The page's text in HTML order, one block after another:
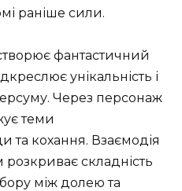
раніше сили.
фантастичний
унікальність і
Через персонаж
теми
та кохання. Взаємодія
складність
між долею та